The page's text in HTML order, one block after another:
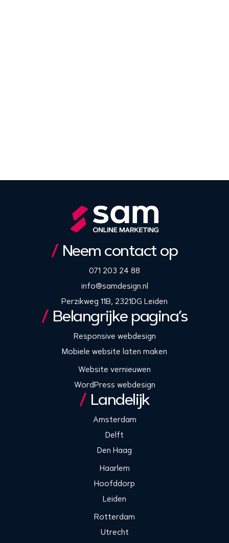
Neem contact op
071 203 24 88
info@samdesign.nl
Perzikweg 11B, 2321DG Leiden
Belangrijke pagina’s
Responsive webdesign
Mobiele website laten maken
Website vernieuwen
WordPress webdesign
Landelijk
Amsterdam
Delft
Den Haag
Haarlem
Hoofddorp
Leiden
Rotterdam
Utrecht